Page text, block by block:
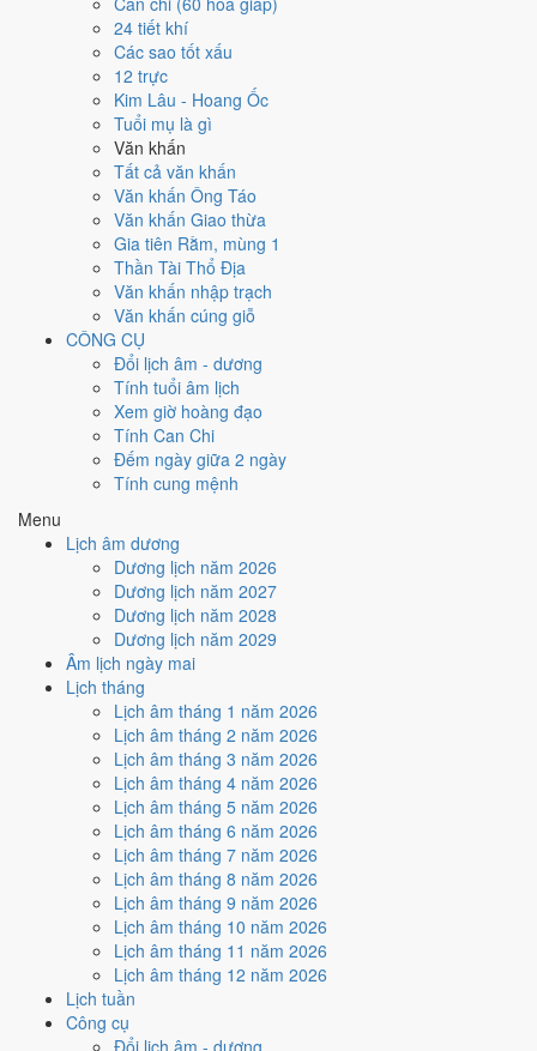
24 tiết khí
Các sao tốt xấu
12 trực
Kim Lâu - Hoang Ốc
Tuổi mụ là gì
Văn khấn
Tất cả văn khấn
Văn khấn Ông Táo
Văn khấn Giao thừa
Gia tiên Rằm, mùng 1
Thần Tài Thổ Địa
Văn khấn nhập trạch
Văn khấn cúng giỗ
CÔNG CỤ
Đổi lịch âm - dương
Tính tuổi âm lịch
Xem giờ hoàng đạo
Tính Can Chi
Đếm ngày giữa 2 ngày
Tính cung mệnh
Menu
Lịch âm dương
Dương lịch năm 2026
Dương lịch năm 2027
Dương lịch năm 2028
Dương lịch năm 2029
Âm lịch ngày mai
Lịch tháng
Lịch âm tháng 1 năm 2026
Lịch âm tháng 2 năm 2026
Lịch âm tháng 3 năm 2026
Lịch âm tháng 4 năm 2026
Lịch âm tháng 5 năm 2026
Lịch âm tháng 6 năm 2026
Lịch âm tháng 7 năm 2026
Lịch âm tháng 8 năm 2026
Lịch âm tháng 9 năm 2026
Lịch âm tháng 10 năm 2026
Lịch âm tháng 11 năm 2026
Lịch âm tháng 12 năm 2026
Lịch tuần
Công cụ
Đổi lịch âm - dương
việc gì?
Ngày 3/6/2026 đạt4.1/10
nợ - đòi tiền (7/10), thấp nhất làHọc hành - thi cử (4/10)
(ngày bình hòa, ổn định, không thiên hung cát) và gặp Sao Thiên Hình
hắc đạo nên điểm từng việc chênh nhau như bảng dưới.
Cưới hỏi - đính hôn
Trung bình
Cưới hỏi - đính hôn hôm nay ở
Hắc Đạogây bất lợi.
Cách tính ngày tốt
Khai trương - mở cửa hàng
5 /10Trung bình
Khai trương - mở cửa hàng hôm nay ở
nhờ hợpSao Cơ, nhưng Ngày Hắc Đạo kéo giảm điểm.
Cách tính ngày tốt
Ký hợp đồng - giao ước
Trung bình
Ký hợp đồng - giao ước hôm nay ở
Ngày Hắc Đạo
Cách tính ngày tốt
Động thổ - khởi công
Trung bình
Động thổ - khởi công hôm nay ở
Ngày Hắc Đạogây bất lợi.
Cách tính ngày tốt
Nhập trạch - vào nhà mới
Trung bình
Nhập trạch - vào nhà mới hôm nay ở
Ngày Hắc Đạogây bất lợi.
Cách tính ngày tốt
Mua xe - tậu xe
Trung bình
Mua xe - tậu xe hôm nay ởmức trung bình (4/10)
Hắc Đạogây bất lợi.
Cách tính ngày tốt
Xuất hành - đi xa
4
/10Trung bình
Xuất hành - đi xa hôm nay ở
Hắc Đạogây bất lợi.